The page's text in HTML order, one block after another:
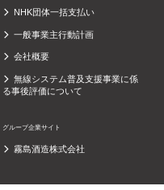
NHK団体一括支払い
一般事業主行動計画
会社概要
無線システム普及支援事業に係
る事後評価について
グループ企業サイト
霧島酒造株式会社